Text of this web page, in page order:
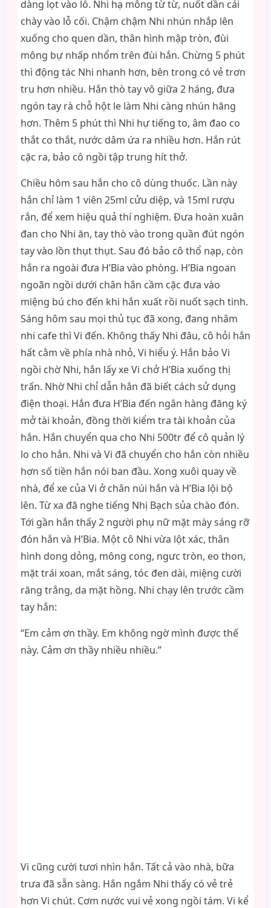
dàng lọt vào lỗ. Nhi hạ mông từ từ, nuốt dần cái
chày vào lỗ cối. Chậm chậm Nhi nhún nhắp lên
xuống cho quen dần, thân hình mập tròn, đùi
mông bự nhấp nhổm trên đùi hắn. Chừng 5 phút
thì động tác Nhi nhanh hơn, bên trong có vẻ trơn
tru hơn nhiều. Hắn thò tay vô giữa 2 háng, đưa
ngón tay rà chỗ hột le làm Nhi càng nhún hăng
hơn. Thêm 5 phút thì Nhi hự tiếng to, âm đao co
thắt co thắt, nước dâm ứa ra nhiều hơn. Hắn rút
cặc ra, bảo cô ngồi tập trung hít thở.
Chiều hôm sau hắn cho cô dùng thuốc. Lần này
hắn chỉ làm 1 viên 25ml cửu diệp, và 15ml rượu
rắn, để xem hiệu quả thí nghiệm. Đưa hoàn xuân
đan cho Nhi ăn, tay thò vào trong quần đút ngón
tay vào lồn thụt thụt. Sau đó bảo cô thổ nạp, còn
hắn ra ngoài đưa H’Bia vào phòng. H’Bia ngoan
ngoãn ngồi dưới chân hắn cầm cặc đưa vào
miệng bú cho đến khi hắn xuất rồi nuốt sạch tinh.
Sáng hôm sau mọi thủ tục đã xong, đang nhâm
nhi cafe thì Vi đến. Không thấy Nhi đâu, cô hỏi hắn
hất cằm về phía nhà nhỏ, Vi hiểu ý. Hắn bảo Vi
ngồi chờ Nhi, hắn lấy xe Vi chở H’Bia xuống thị
trấn. Nhờ Nhi chỉ dẫn hắn đã biết cách sử dụng
điện thoại. Hắn đưa H’Bia đến ngân hàng đăng ký
mở tài khoản, đồng thời kiểm tra tài khoản của
hắn. Hắn chuyển qua cho Nhi 500tr để cô quản lý
lo cho hắn. Nhi và Vi đã chuyển cho hắn còn nhiều
hơn số tiền hắn nói ban đầu. Xong xuôi quay về
nhà, để xe của Vi ở chân núi hắn và H’Bia lội bộ
lên. Từ xa đã nghe tiếng Nhị Bạch sủa chào đón.
Tới gần hắn thấy 2 người phụ nữ mặt mày sáng rỡ
đón hắn và H’Bia. Một cô Nhi vừa lột xác, thân
hình dong dỏng, mông cong, ngưc tròn, eo thon,
mặt trái xoan, mắt sáng, tóc đen dài, miệng cười
răng trắng, da mặt hồng. Nhi chạy lên trước cầm
tay hắn:
“Em cảm ơn thầy. Em không ngờ mình được thế
này. Cảm ơn thầy nhiều nhiều.”
Vi cũng cười tươi nhìn hắn. Tất cả vào nhà, bữa
trưa đã sẵn sàng. Hắn ngắm Nhi thấy có vẻ trẻ
hơn Vi chút. Cơm nước vui vẻ xong ngồi tám. Vi kể